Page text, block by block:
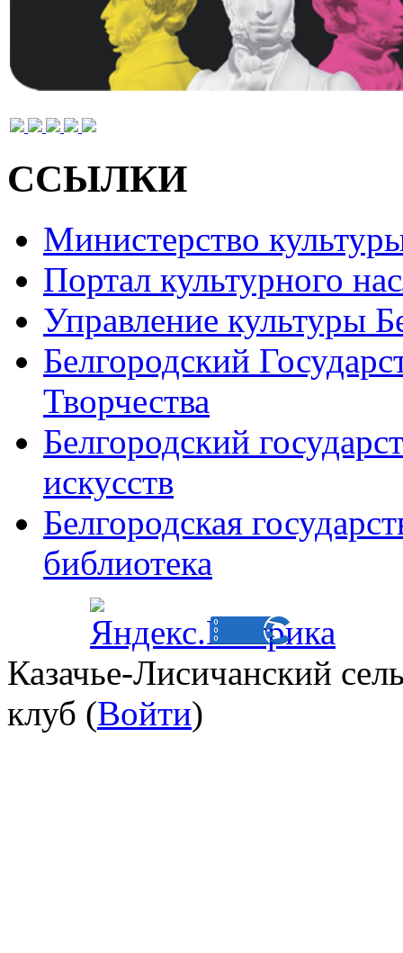
ССЫЛКИ
Министерство
Портал культурного
Управление культуры
Белгородский
Творчества
Белгородский
искусств
Белгородская
библиотека
Казачье-Лисичанский
клуб (Войти)